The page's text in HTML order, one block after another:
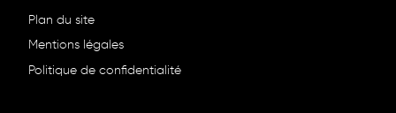
Plan du site
Mentions légales
Politique de confidentialité